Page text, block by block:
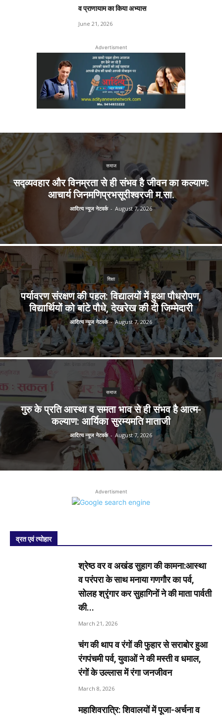
व प्राणायाम का किया अभ्यास
June 21, 2026
Advertisment
समाज
सद्व्यवहार और विनम्रता से ही संभव है जीवन का कल्याण:
आचार्य जिनमणिप्रभसूरीश्वरजी म.सा.
आदित्य न्यूज नेटवर्क - August 7, 2026
शिक्षा
पर्यावरण संरक्षण की पहल: विद्यालयों में हुआ पौधरोपण,
विद्यार्थियों को बांटे पौधे, देखरेख की दी जिम्मेदारी
आदित्य न्यूज नेटवर्क - August 7, 2026
समाज
गुरु के प्रति आस्था व समता भाव से ही संभव है आत्म-
कल्याण: आर्यिका सुरम्यमति माताजी
आदित्य न्यूज नेटवर्क - August 7, 2026
Advertisment
व्रत एवं त्योहार
श्रेष्ठ वर व अखंड सुहाग की कामना:आस्था
व परंपरा के साथ मनाया गणगौर का पर्व,
सोलह श्रृंगार कर सुहागिनों ने की माता पार्वती
की...
March 21, 2026
चंग की थाप व रंगों की फुहार से सराबोर हुआ
रंगपंचमी पर्व, युवाओं ने की मस्ती व धमाल,
रंगों के उल्लास में रंगा जनजीवन
March 8, 2026
महाशिवरात्रि: शिवालयों में पूजा-अर्चना व